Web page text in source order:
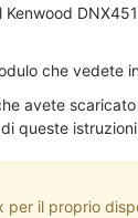
che vedete
avete
queste
il proprio